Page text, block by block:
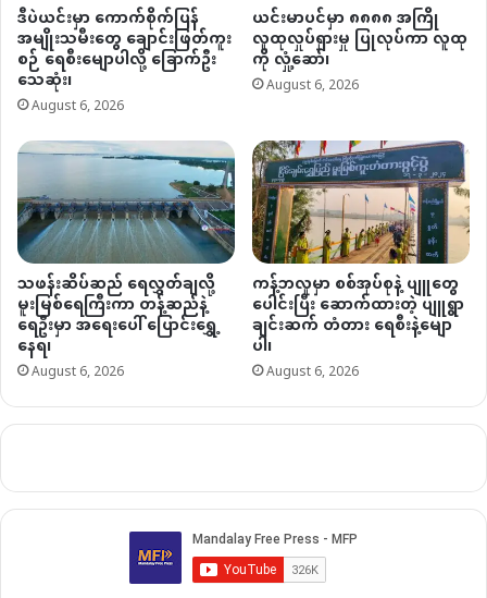
ဒီပဲယင်းမှာ ကောက်စိုက်ပြန်
အမျိုးသမီးတွေ ချောင်းဖြတ်ကူး
စဉ် ရေစီးမျောပါလို့ ခြောက်ဦး
သေဆုံး၊
August 6, 2026
ယင်းမာပင်မှာ ၈၈၈၈ အကြို
လူထုလှုပ်ရှားမှု ပြုလုပ်ကာ လူထု
ကို လှုံ့ဆော်၊
August 6, 2026
သဖန်းဆိပ်ဆည် ရေလွှတ်ချလို့
မူးမြစ်ရေကြီးကာ တန့်ဆည်နဲ့
ရေဦးမှာ အရေးပေါ် ပြောင်းရွှေ့
နေရ၊
August 6, 2026
ကန့်ဘလူမှာ စစ်အုပ်စုနဲ့ ပျူတွေ
ပေါင်းပြီး ဆောက်ထားတဲ့ ပျူရွာ
ချင်းဆက် တံတား ရေစီးနဲ့မျော
ပါ၊
August 6, 2026